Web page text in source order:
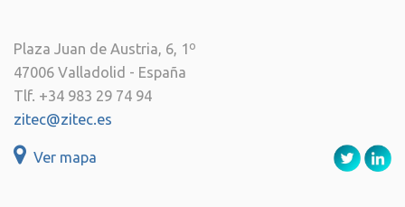
Plaza Juan de Austria, 6, 1º
47006 Valladolid - España
Tlf. +34 983 29 74 94
zitec@zitec.es
Ver mapa